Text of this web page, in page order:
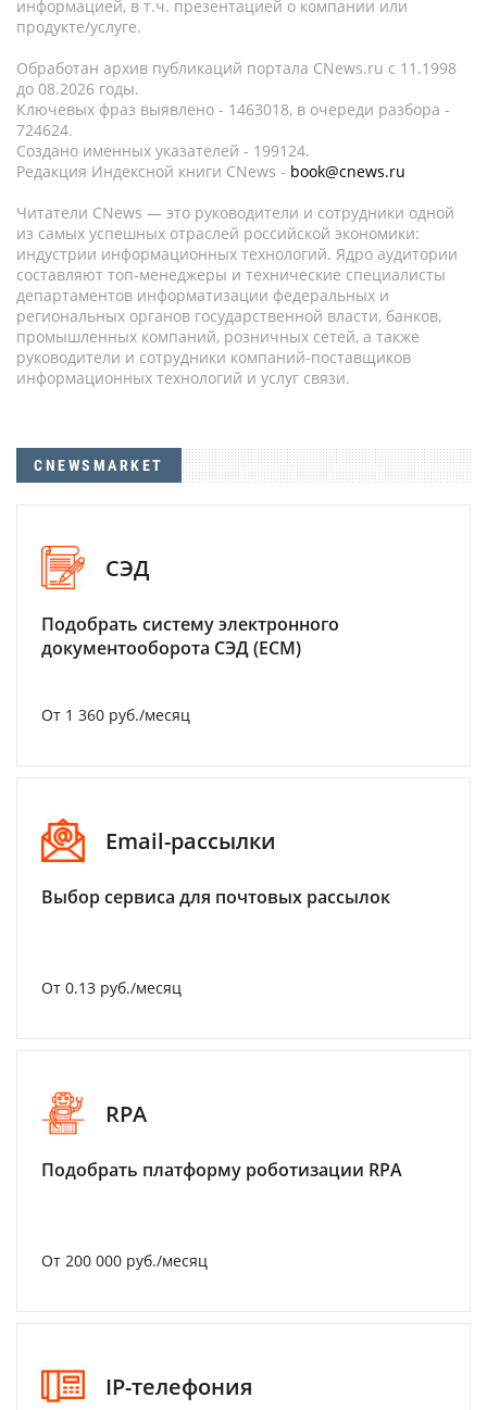
информацией, в т.ч. презентацией о компании или
продукте/услуге.
Обработан архив публикаций портала CNews.ru c 11.1998
до 08.2026 годы.
Ключевых фраз выявлено - 1463018, в очереди разбора -
724624.
Создано именных указателей - 199124.
Редакция Индексной книги CNews - book@cnews.ru
Читатели CNews — это руководители и сотрудники одной
из самых успешных отраслей российской экономики:
индустрии информационных технологий. Ядро аудитории
составляют топ-менеджеры и технические специалисты
департаментов информатизации федеральных и
региональных органов государственной власти, банков,
промышленных компаний, розничных сетей, а также
руководители и сотрудники компаний-поставщиков
информационных технологий и услуг связи.
CNEWSMARKET
СЭД
Подобрать систему электронного
документооборота СЭД (ECM)
От 1 360 руб./месяц
Email-рассылки
Выбор сервиса для почтовых рассылок
От 0.13 руб./месяц
RPA
Подобрать платформу роботизации RPA
От 200 000 руб./месяц
IP-телефония